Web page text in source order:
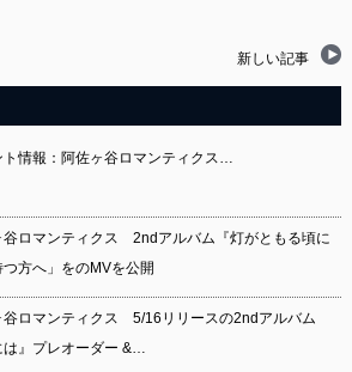
新しい記事
ト情報：阿佐ヶ谷ロマンティクス…
谷ロマンティクス 2ndアルバム『灯がともる頃に
方へ」をのMVを公開
谷ロマンティクス 5/16リリースの2ndアルバム
は』プレオーダー &…